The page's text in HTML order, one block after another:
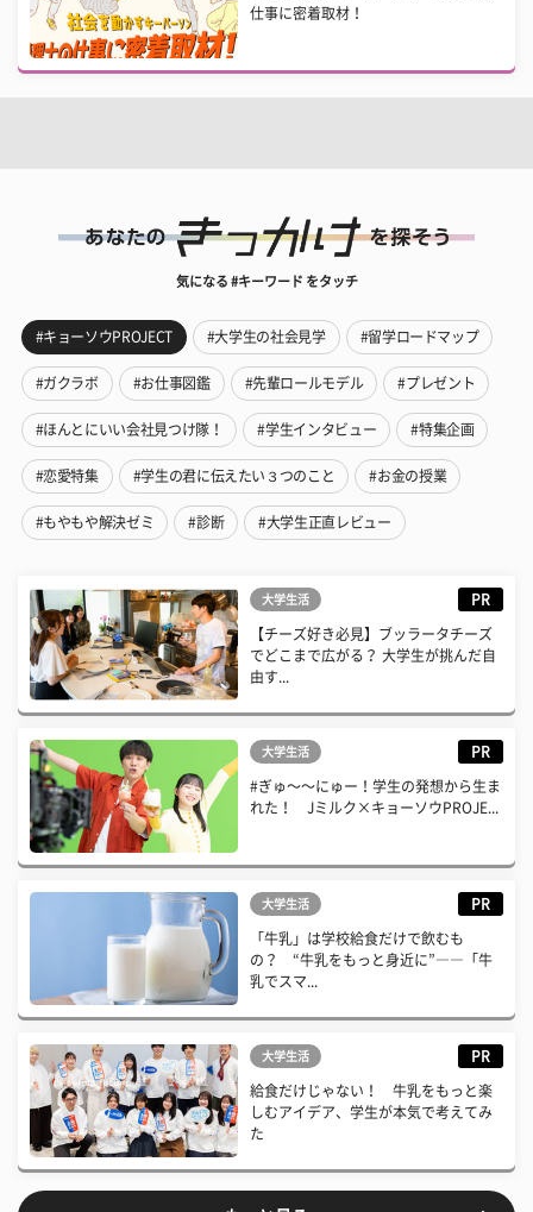
仕事に密着取材！
気になる #キーワード をタッチ
#キョーソウPROJECT #大学生の社会見学 #留学ロードマップ
#ガクラボ #お仕事図鑑 #先輩ロールモデル #プレゼント
#ほんとにいい会社見つけ隊！ #学生インタビュー #特集企画
#恋愛特集 #学生の君に伝えたい３つのこと #お金の授業
#もやもや解決ゼミ #診断 #大学生正直レビュー
大学生活 PR
【チーズ好き必見】ブッラータチーズ
でどこまで広がる？ 大学生が挑んだ自
由す...
大学生活 PR
#ぎゅ〜〜にゅー！学生の発想から生ま
れた！ Jミルク×キョーソウPROJE...
大学生活 PR
「牛乳」は学校給食だけで飲むも
の？ “牛乳をもっと身近に”――「牛
乳でスマ...
大学生活 PR
給食だけじゃない！ 牛乳をもっと楽
しむアイデア、学生が本気で考えてみ
た